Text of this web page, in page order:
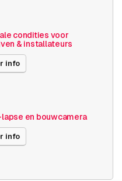
condities voor
& installateurs
info
en bouwcamera
info